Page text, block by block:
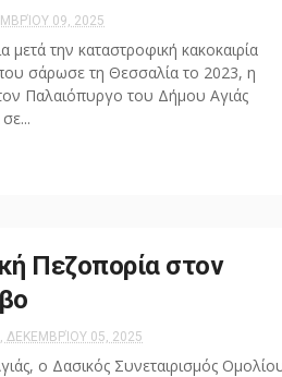
09, 2025
μετά την καταστροφική κακοκαιρία
σάρωσε τη Θεσσαλία το 2023, η
Παλαιόπυργο του Δήμου Αγιάς
Πεζοπορία στον
ΔΕΚΕΜΒΡΊΟΥ 05, 2025
ο Δασικός Συνεταιρισμός